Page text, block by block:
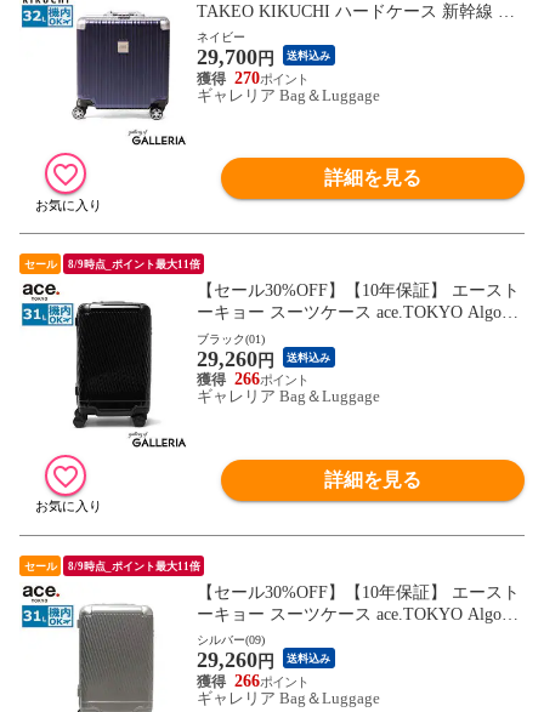
TAKEO KIKUCHI ハードケース 新幹線 軽
量 Sサイズ S キャリーケース 小さい おし
ゃれ アルミ 32L 1泊 2泊 ビジネス 出張 旅
行 アルミフレーム TSA DARJEELING ビジ
ネスSサイズ DAJ001
ネイビー
29,700円 送料込み
270
ギャレリア Bag＆Luggage
詳細を見る
セール 8/9時点_ポイント最大11倍
【セール30%OFF】【10年保証】 エースト
ーキョー スーツケース ace.TOKYO Algona
m2-Z アルゴナム2-Z キャリーケース ace エ
ース 31L 1～2泊 機内持ち込み Sサイズ 4輪
TSAロック 抗菌 旅行 出張 メンズ レディ
ース 05061
ブラック(01)
29,260円 送料込み
266
ギャレリア Bag＆Luggage
詳細を見る
セール 8/9時点_ポイント最大11倍
【セール30%OFF】【10年保証】 エースト
ーキョー スーツケース ace.TOKYO Algona
m2-Z アルゴナム2-Z キャリーケース ace エ
ース 31L 1～2泊 機内持ち込み Sサイズ 4輪
TSAロック 抗菌 旅行 出張 メンズ レディ
ース 05061
シルバー(09)
29,260円 送料込み
266
ギャレリア Bag＆Luggage